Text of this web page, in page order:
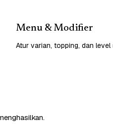
Menu & Modifier
Atur varian, topping, dan